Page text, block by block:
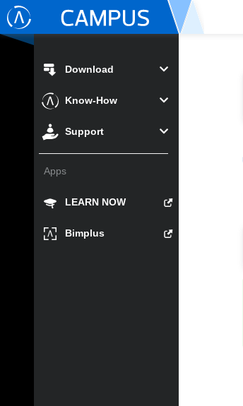
Download
Know-How
Support
Apps
LEARN NOW
Bimplus